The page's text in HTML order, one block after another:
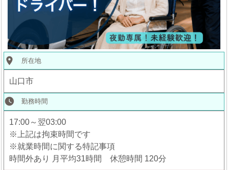
place 所在地
山口市
watch_later 勤務時間
17:00～翌03:00
※上記は拘束時間です
※就業時間に関する特記事項
時間外あり 月平均31時間 休憩時間 120分